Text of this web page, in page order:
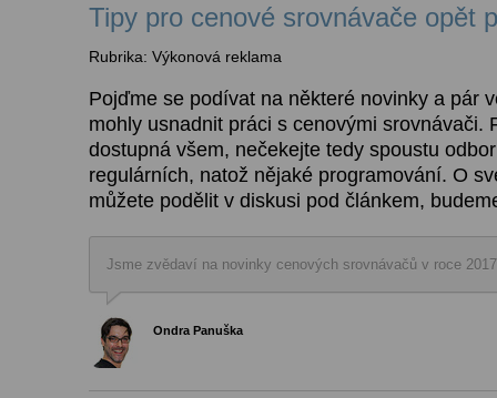
Tipy pro cenové srovnávače opět
Rubrika: Výkonová reklama
Pojďme se podívat na některé novinky a pár
mohly usnadnit práci s cenovými srovnávači.
dostupná všem, nečekejte tedy spoustu
regulárních, natož nějaké programování. O
můžete podělit v diskusi pod článkem,
Jsme zvědaví na novinky cenových srovnávačů v roce 2017
Ondra Panuška